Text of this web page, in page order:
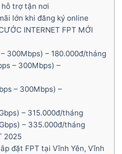
trợ tận nơi
lớn khi đăng ký online
INTERNET FPT MỚI
– 300Mbps) – 180.000đ/tháng
– 300Mbps) –
– 300Mbps) –
– 315.000đ/tháng
– 335.000đ/tháng
2025
đặt FPT tại Vĩnh Yên, Vĩnh